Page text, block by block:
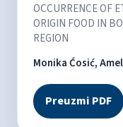
OCCURRENCE OF
ORIGIN FOOD IN
REGION
Monika Ćosić,
Preuzmi PDF